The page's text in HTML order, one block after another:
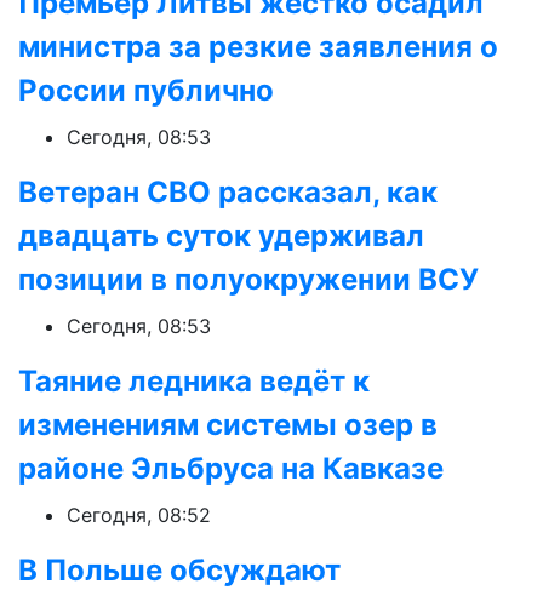
министра за резкие заявления о
России публично
Сегодня, 08:53
Ветеран СВО рассказал, как
двадцать суток удерживал
позиции в полуокружении ВСУ
Сегодня, 08:53
Таяние ледника ведёт к
изменениям системы озер в
районе Эльбруса на Кавказе
Сегодня, 08:52
В Польше обсуждают